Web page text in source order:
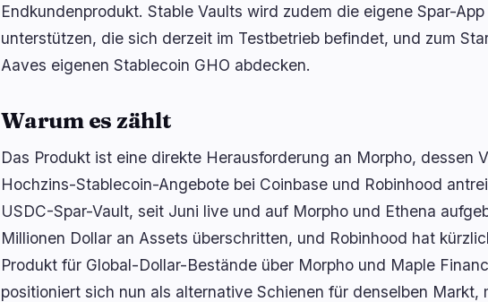
Endkundenprodukt. Stable Vaults wird zudem die eigene Spar-
unterstützen, die sich derzeit im Testbetrieb befindet, und zum
Aaves eigenen Stablecoin GHO abdecken.
Warum es zählt
Das Produkt ist eine direkte Herausforderung an Morpho, dessen
Hochzins-Stablecoin-Angebote bei Coinbase und Robinhood
USDC-Spar-Vault, seit Juni live und auf Morpho und Ethena
Millionen Dollar an Assets überschritten, und Robinhood hat
Produkt für Global-Dollar-Bestände über Morpho und Maple
positioniert sich nun als alternative Schienen für denselben Markt,